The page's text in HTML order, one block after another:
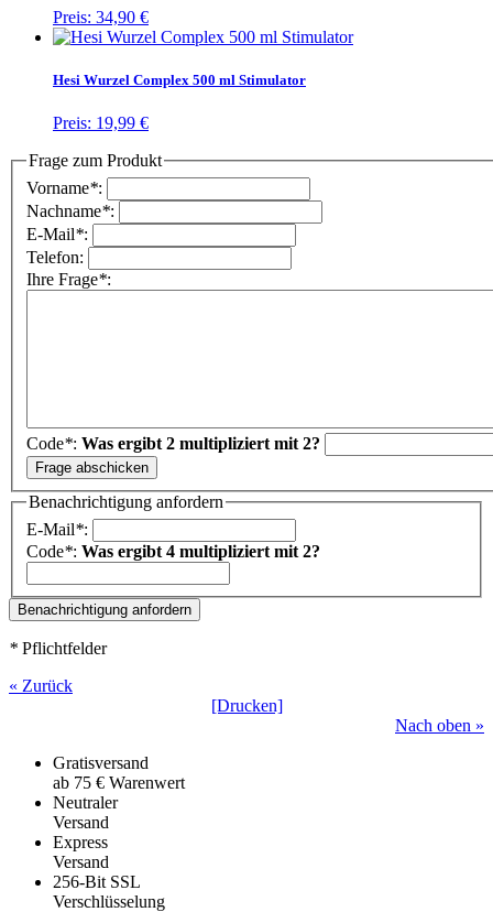
Preis: 34,90 €
Hesi Wurzel Complex 500 ml Stimulator
Preis: 19,99 €
Frage zum Produkt
Vorname*:
Nachname*:
E-Mail*:
Telefon:
Ihre Frage*:
Code*: Was ergibt 2 multipliziert mit 2?
Benachrichtigung anfordern
E-Mail*:
Code*: Was ergibt 4 multipliziert mit 2?
* Pflichtfelder
« Zurück
[Drucken]
Nach oben »
Gratisversand
ab 75 € Warenwert
Neutraler
Versand
Express
Versand
256-Bit SSL
Verschlüsselung